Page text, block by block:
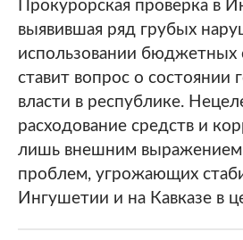
Прокурорская проверка в
выявившая ряд грубых
использовании бюджетных
ставит вопрос о состоянии
власти в республике.
расходование средств и
лишь внешним выражением
проблем, угрожающих
Ингушетии и на Кавказе в